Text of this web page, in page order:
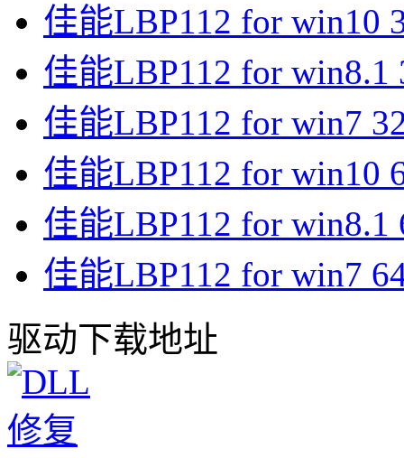
佳能LBP112 for win10
佳能LBP112 for win8.1
佳能LBP112 for win7
佳能LBP112 for win10
佳能LBP112 for win8.1
佳能LBP112 for win7
驱动下载地址